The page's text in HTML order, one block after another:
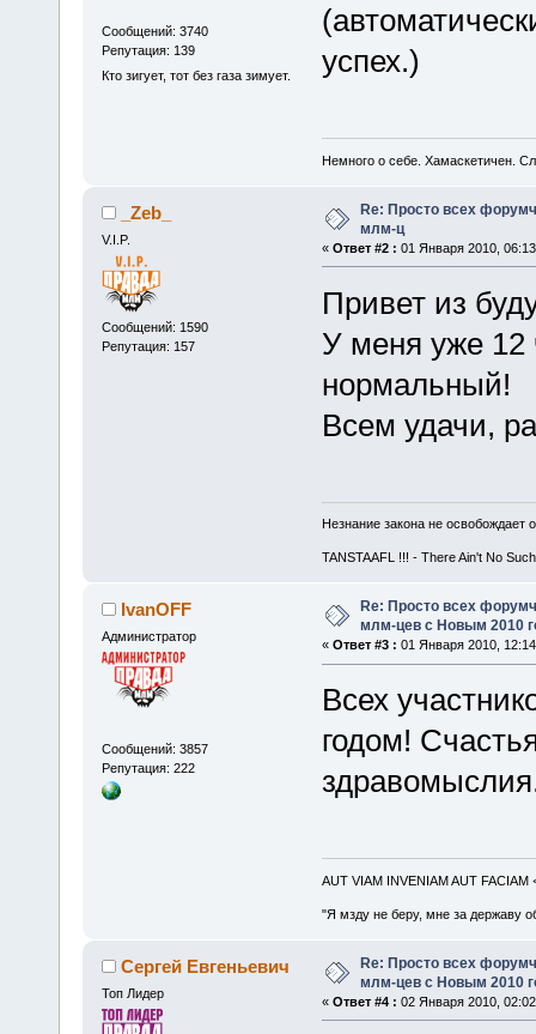
Сообщений: 3740
Репутация: 139
Кто зигует, тот без газа зимует.
успех.)
Немного о себе. Хамаскетичен.
_Zeb_
V.I.P.
Сообщений: 1590
Репутация: 157
Re: Просто всех
млм-ц
« Ответ #2 : 01 Января 2010,
Привет из
У меня уже 12
нормальный!
Всем удачи,
Незнание закона не освобождает
TANSTAAFL !!! - There Ain't No
IvanOFF
Администратор
Сообщений: 3857
Репутация: 222
Re: Просто всех
млм-цев с Новым 2010
« Ответ #3 : 01 Января 2010,
Всех
годом!
AUT VIAM INVENIAM AUT FACIAM
"Я мзду не беру, мне за державу
Сергей Евгеньевич
Топ Лидер
Re: Просто всех
млм-цев с Новым 2010
« Ответ #4 : 02 Января 2010,